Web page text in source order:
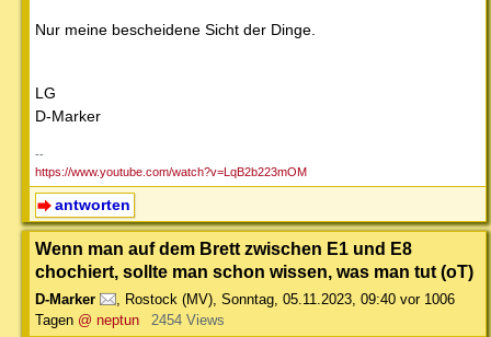
Nur meine bescheidene Sicht der Dinge.
LG
D-Marker
--
https://www.youtube.com/watch?v=LqB2b223mOM
antworten
Wenn man auf dem Brett zwischen E1 und E8
chochiert, sollte man schon wissen, was man tut (oT)
D-Marker , Rostock (MV), Sonntag, 05.11.2023, 09:40 vor 1006
Tagen @ neptun 2454 Views